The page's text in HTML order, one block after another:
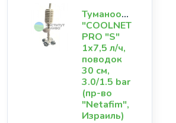
Туманообразователь
"COOLNET
PRO "S"
1х7,5 л/ч,
поводок
30 см,
3.0/1.5 bar
(пр-во
"Netafim",
Израиль)